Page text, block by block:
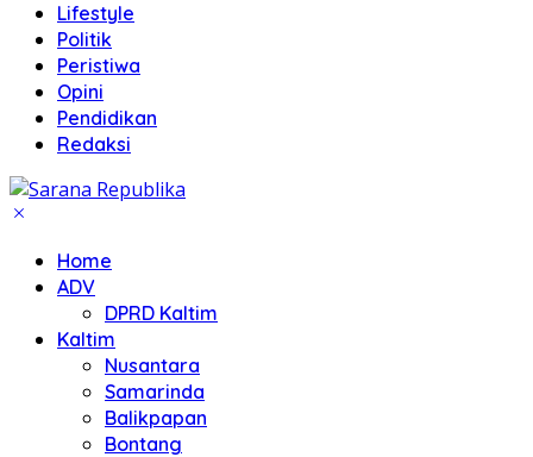
Lifestyle
Politik
Peristiwa
Opini
Pendidikan
Redaksi
Home
ADV
DPRD Kaltim
Kaltim
Nusantara
Samarinda
Balikpapan
Bontang